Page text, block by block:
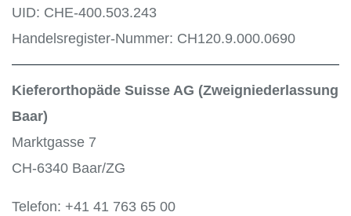
UID: CHE-400.503.243
Handelsregister-Nummer: CH120.9.000.0690
Kieferorthopäde Suisse AG (Zweigniederlassung
Baar)
Marktgasse 7
CH-6340 Baar/ZG
Telefon: +41 41 763 65 00